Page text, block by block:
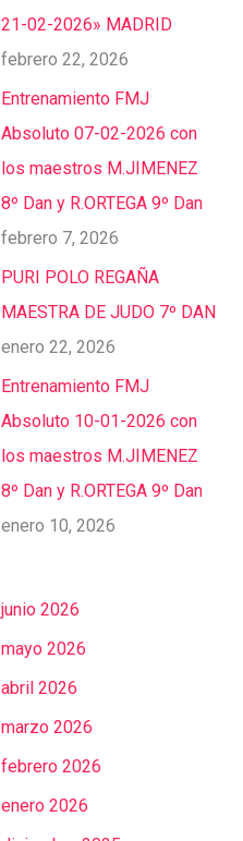
21-02-2026» MADRID
febrero 22, 2026
Entrenamiento FMJ
Absoluto 07-02-2026 con
los maestros M.JIMENEZ
8º Dan y R.ORTEGA 9º Dan
febrero 7, 2026
PURI POLO REGAÑA
MAESTRA DE JUDO 7º DAN
enero 22, 2026
Entrenamiento FMJ
Absoluto 10-01-2026 con
los maestros M.JIMENEZ
8º Dan y R.ORTEGA 9º Dan
enero 10, 2026
junio 2026
mayo 2026
abril 2026
marzo 2026
febrero 2026
enero 2026